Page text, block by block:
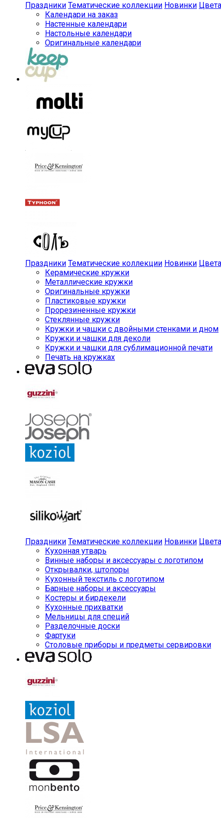
Праздники Тематические коллекции Новинки Цвета
Календари на заказ
Настенные календари
Настольные календари
Оригинальные календари
Праздники Тематические коллекции Новинки Цвета
Керамические кружки
Металлические кружки
Оригинальные кружки
Пластиковые кружки
Прорезиненные кружки
Стеклянные кружки
Кружки и чашки с двойными стенками и дном
Кружки и чашки для деколи
Кружки и чашки для сублимационной печати
Печать на кружках
Праздники Тематические коллекции Новинки Цвета
Кухонная утварь
Винные наборы и аксессуары с логотипом
Открывалки, штопоры
Кухонный текстиль с логотипом
Барные наборы и аксессуары
Костеры и бирдекели
Кухонные прихватки
Мельницы для специй
Разделочные доски
Фартуки
Столовые приборы и предметы сервировки